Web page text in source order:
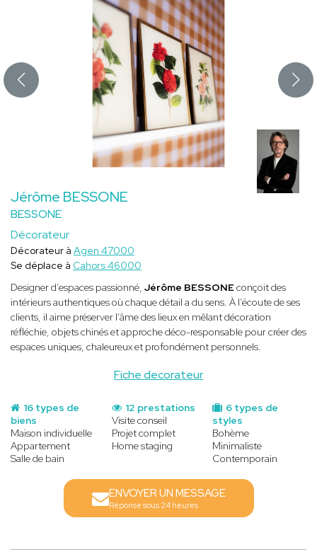
Jérôme BESSONE
BESSONE
Décorateur
Fiche decorateur
Décorateur à Agen 47000
Se déplace à Cahors 46000
Designer d’espaces passionné, Jérôme BESSONEconçoit des
intérieurs authentiques où chaque détail a du sens. À l’écoute de ses
clients, il aime préserver l’âme des lieux en mêlant décoration
réfléchie, objets chinés et approche déco-responsable pour créer des
espaces uniques, chaleureux et profondément personnels.
16 types de
biens
Maison individuelle
Appartement
Salle de bain
6 types de
styles
Bohème
Minimaliste
Contemporain
12 prestations
Visite conseil
Projet complet
Home staging
ENVOYER UN MESSAGE
Réponse sous 24 heures